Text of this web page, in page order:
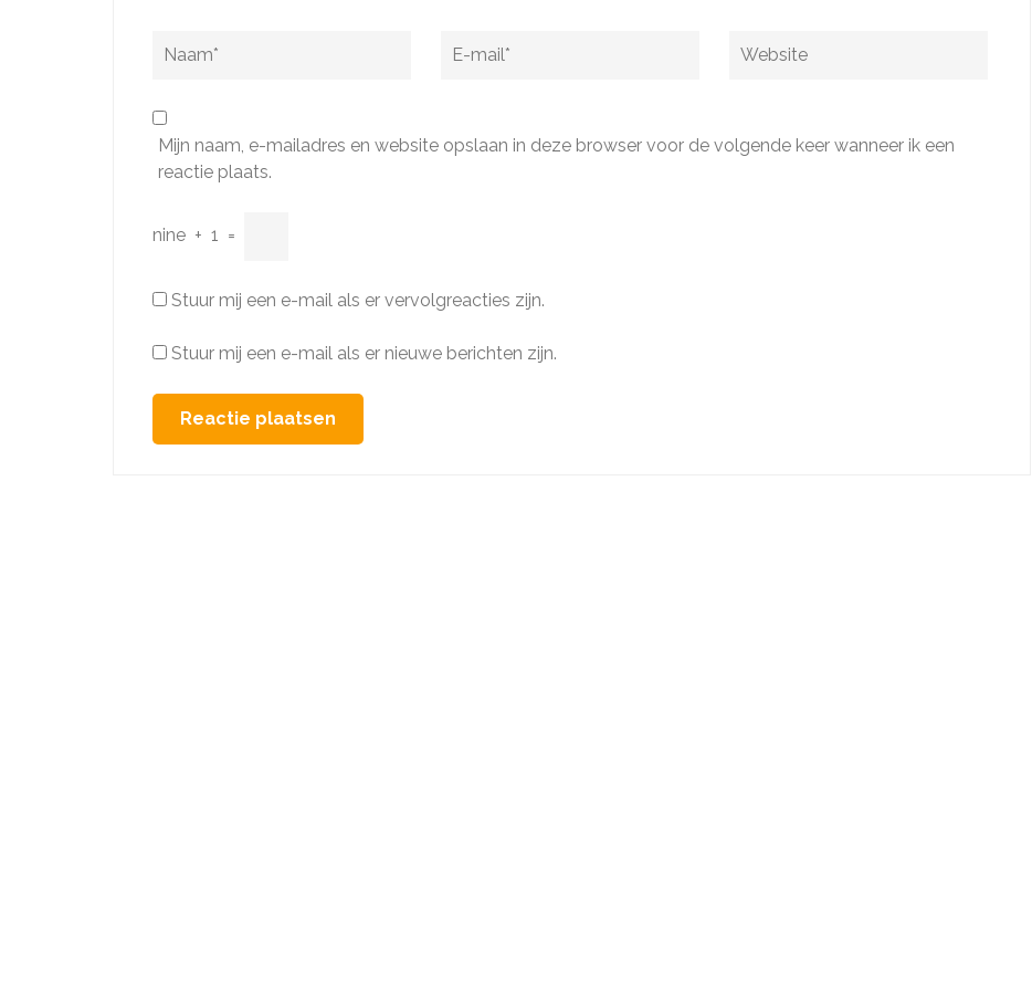
Naam
E-
Website
Mijn naam, e-mailadres en website opslaan in deze browser voor de volgende keer wanneer ik een
reactie plaats.
nine + 1 =
Stuur mij een e-mail als er vervolgreacties zijn.
Stuur mij een e-mail als er nieuwe berichten zijn.